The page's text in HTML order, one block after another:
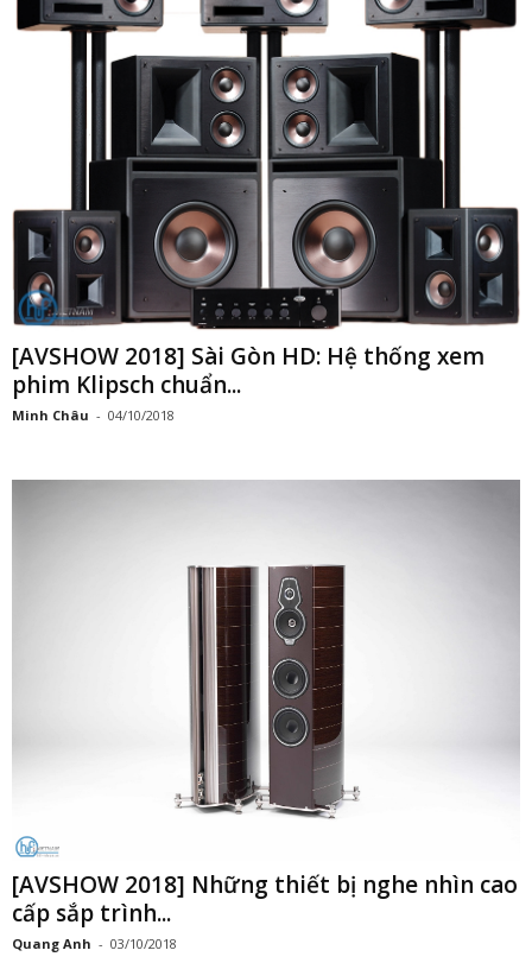
[AVSHOW 2018] Sài Gòn HD: Hệ thống xem
phim Klipsch chuẩn...
Minh Châu - 04/10/2018
[AVSHOW 2018] Những thiết bị nghe nhìn cao
cấp sắp trình...
Quang Anh - 03/10/2018